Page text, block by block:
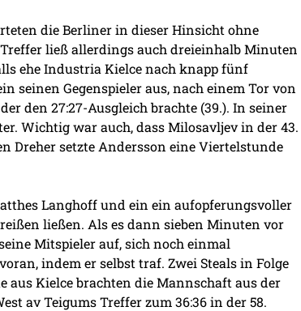
die Berliner in dieser Hinsicht ohne
ließ allerdings auch dreieinhalb Minuten
ehe Industria Kielce nach knapp fünf
Gegenspieler aus, nach einem Tor von
den 27:27-Ausgleich brachte (39.). In seiner
Wichtig war auch, dass Milosavljev in der 43.
Dreher setzte Andersson eine Viertelstunde
Langhoff und ein ein aufopferungsvoller
ließen. Als es dann sieben Minuten vor
Mitspieler auf, sich noch einmal
indem er selbst traf. Zwei Steals in Folge
aus Kielce brachten die Mannschaft aus der
av Teigums Treffer zum 36:36 in der 58.